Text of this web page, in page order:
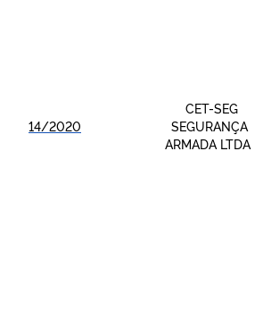
14/2020
CET-SEG
SEGURANÇA
ARMADA LTDA